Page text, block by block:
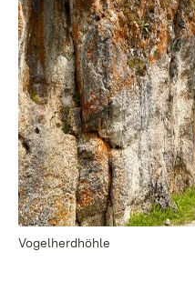
Vogelherdhöhle